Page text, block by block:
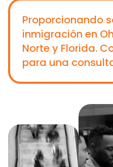
Proporcionando
inmigración en
Norte y Florida.
para una